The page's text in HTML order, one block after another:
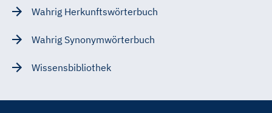
Wahrig Herkunftswörterbuch
Wahrig Synonymwörterbuch
Wissensbibliothek